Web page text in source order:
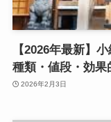
【2026年最新】
種類・値段・効果
2026年2月3日